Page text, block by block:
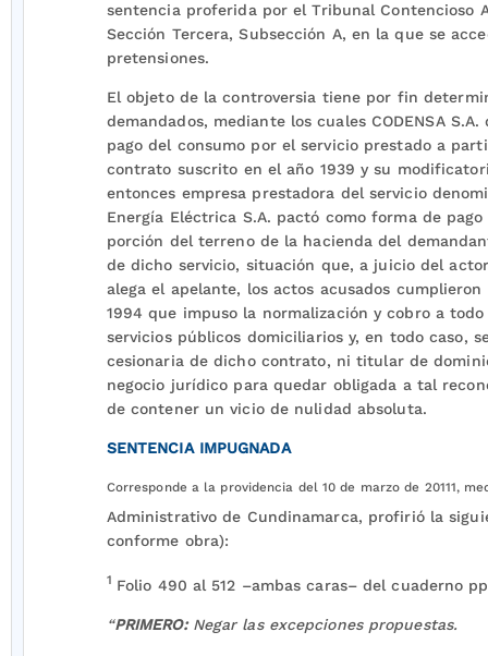
sentencia proferida por el Tribunal Contencioso
Sección Tercera, Subsección A, en la que se
pretensiones.
El objeto de la controversia tiene por fin
demandados, mediante los cuales CODENSA
pago del consumo por el servicio prestado a
contrato suscrito en el año 1939 y su
entonces empresa prestadora del servicio
Energía Eléctrica S.A. pactó como forma de
porción del terreno de la hacienda del
de dicho servicio, situación que, a juicio del
alega el apelante, los actos acusados
1994 que impuso la normalización y cobro a
servicios públicos domiciliarios y, en todo caso,
cesionaria de dicho contrato, ni titular de
negocio jurídico para quedar obligada a tal
de contener un vicio de nulidad absoluta.
SENTENCIA IMPUGNADA
Corresponde a la providencia del 10 de marzo de 20111,
Administrativo de Cundinamarca, profirió la
conforme obra):
1 Folio 490 al 512 –ambas caras– del cuaderno
“PRIMERO: Negar las excepciones propuestas.